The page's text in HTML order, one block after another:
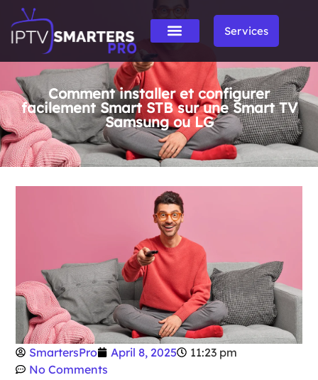
Services
Comment installer et configurer
facilement Smart STB sur une Smart TV
Samsung ou LG
SmartersPro April 8, 2025
11:23 pm
No Comments